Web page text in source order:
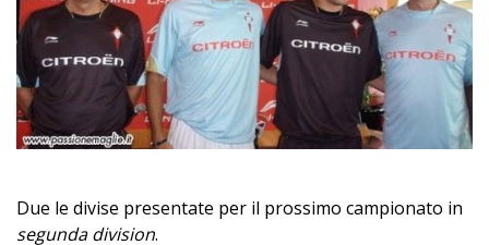
Due le divise presentate per il prossimo campionato in
segunda division.